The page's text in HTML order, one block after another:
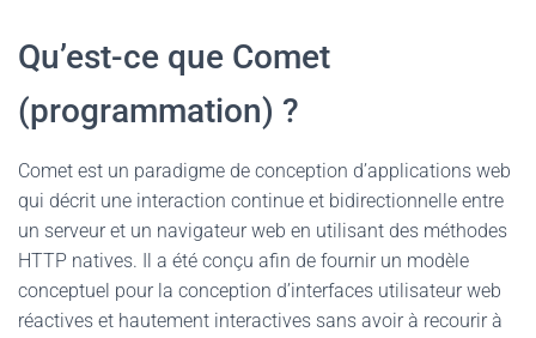
Qu’est-ce que Comet
(programmation) ?
Comet est un paradigme de conception d’applications web
qui décrit une interaction continue et bidirectionnelle entre
un serveur et un navigateur web en utilisant des méthodes
HTTP natives. Il a été conçu afin de fournir un modèle
conceptuel pour la conception d’interfaces utilisateur web
réactives et hautement interactives sans avoir à recourir à